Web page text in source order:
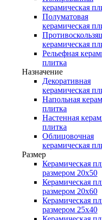
керамическая
Полуматовая
керамическая
керамическая
Рельефная
плитка
Назначение
Декоративная
керамическая
Напольная
плитка
Настенная
плитка
Облицовочная
керамическая
Размер
Керамическая
размером 20x50
Керамическая
размером 20x60
Керамическая
размером 25x40